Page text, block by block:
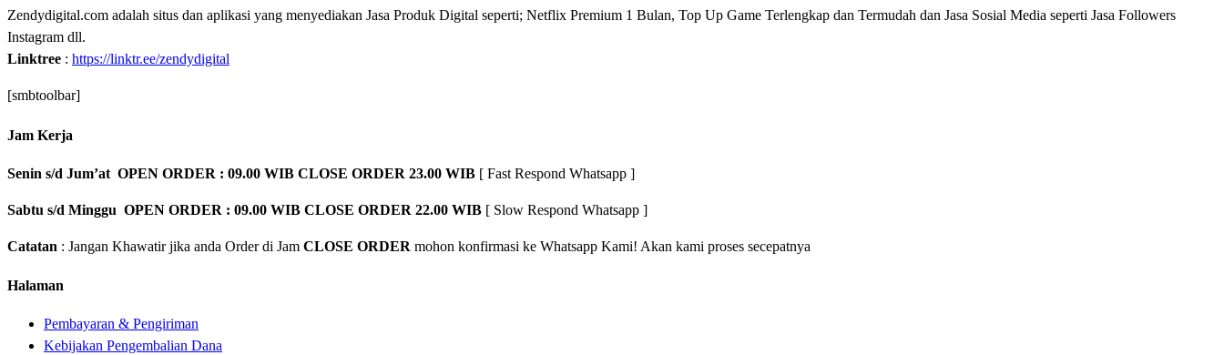
Zendydigital.com adalah situs dan aplikasi yang menyediakan Jasa Produk Digital seperti; Netflix Premium 1 Bulan, Top Up Game Terlengkap dan Termudah dan Jasa Sosial Media seperti Jasa Followers
Instagram dll.
Linktree : https://linktr.ee/zendydigital
[smbtoolbar]
Jam Kerja
Senin s/d Jum’at OPEN ORDER : 09.00 WIB CLOSE ORDER 23.00 WIB [ Fast Respond Whatsapp ]
Sabtu s/d Minggu OPEN ORDER : 09.00 WIB CLOSE ORDER 22.00 WIB [ Slow Respond Whatsapp ]
Catatan : Jangan Khawatir jika anda Order di Jam CLOSE ORDER mohon konfirmasi ke Whatsapp Kami! Akan kami proses secepatnya
Halaman
Pembayaran & Pengiriman
Kebijakan Pengembalian Dana